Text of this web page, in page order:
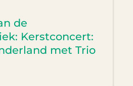
de
Kerstconcert:
met Trio